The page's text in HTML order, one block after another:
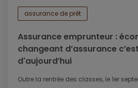
assurance de prêt
Assurance emprunteur :
changeant d’assurance
d'aujourd’hui
Outre la rentrée des classes, le 1er